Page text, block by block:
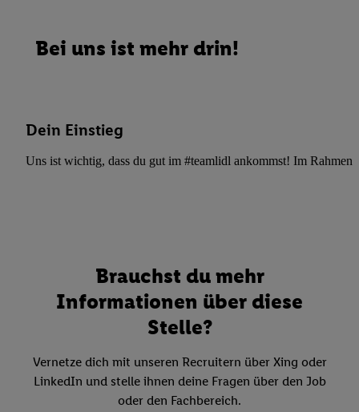
Bei uns ist mehr drin!
Dein Einstieg
Uns ist wichtig, dass du gut im #teamlidl ankommst! Im Rahmen
Brauchst du mehr
Informationen über diese
Stelle?
Vernetze dich mit unseren Recruitern über Xing oder
LinkedIn und stelle ihnen deine Fragen über den Job
oder den Fachbereich.